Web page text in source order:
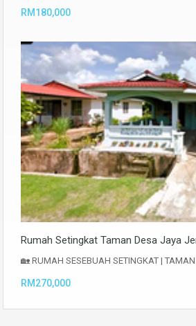
RM180,000
Rumah Setingkat Taman Desa Jaya
🏡 RUMAH SESEBUAH SETINGKAT |
RM270,000